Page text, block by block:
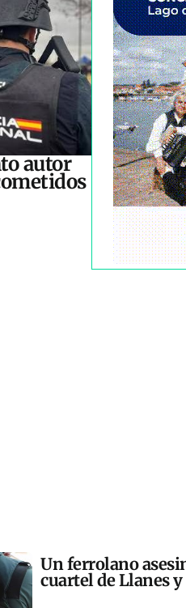
autor
Un ferrolano
cuartel de Llanes